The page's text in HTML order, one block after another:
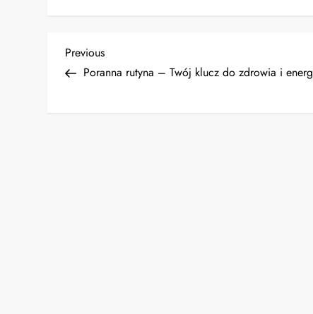
N
Previous
Post
Previous
Poranna rutyna – Twój klucz do zdrowia i